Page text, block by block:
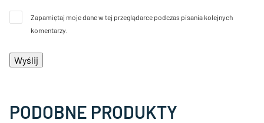
Zapamiętaj moje dane w tej przeglądarce podczas pisania kolejnych
komentarzy.
PODOBNE PRODUKTY